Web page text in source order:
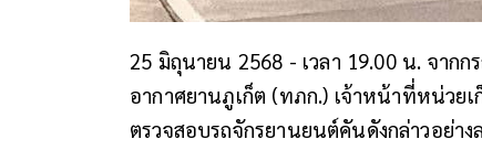
25 มิถุนายน 2568 - เวลา 19.00 น. จาก
อากาศยานภูเก็ต (ทภก.) เจ้าหน้าที่หน่วยเ
ตรวจสอบรถจักรยานยนต์คันดังกล่าวอย่าง